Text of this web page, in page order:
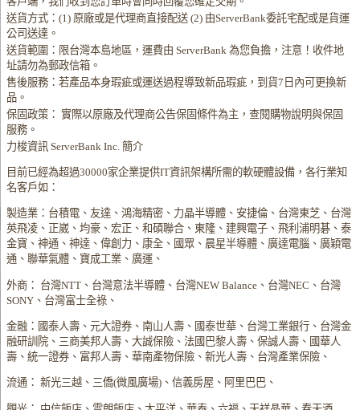
送貨方式：(1) 原廠或是代理商直接配送 (2) 由ServerBank委託宅配或是貨運
公司送達。
送貨範圍：限台灣本島地區，運費由 ServerBank 為您負擔，注意！收件地
址請勿為郵政信箱。
售後服務：若產品本身瑕疵或運送過程導致新品瑕疵，到貨7日內可更換新
品。
保固政策： 實際以原廠及代理商公告保固條件為主，查閱購物說明與保固
服務。
力梭資訊 ServerBank Inc. 簡介
目前已經為超過30000家企業提供IT資訊架構所需的軟硬體設備，各行業知
名客戶如：
製造業：台積電、友達、鴻海精密、力晶半導體、安捷倫、台灣東芝、台灣
英飛凌、正崴、均豪、宏正、和碩聯合、東隆、建興電子、飛利浦明碁、泰
金寶、神通、神達、偉創力、康全、國眾、晨星半導體、廣達電腦、廣穎電
通、聯華氣體、寶成工業、廣運、
外商： 台灣NTT、台灣意法半導體、台灣NEW Balance、台灣NEC、台灣
SONY、台灣富士全祿、
金融：國泰人壽、元大證券、南山人壽、國泰世華、台灣工業銀行、台灣金
融研訓院、三商美邦人壽、大誠保險、法國巴黎人壽、保誠人壽、國華人
壽、統一證券、富邦人壽、華南產物保險、新光人壽、台灣產業保險、
流通： 新光三越、三僑(微風廣場)、信義房屋、阿里巴巴、